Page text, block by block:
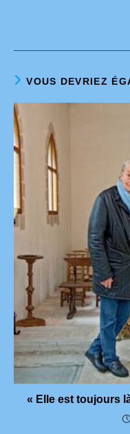
VOUS DEVRIEZ
« Elle est toujours